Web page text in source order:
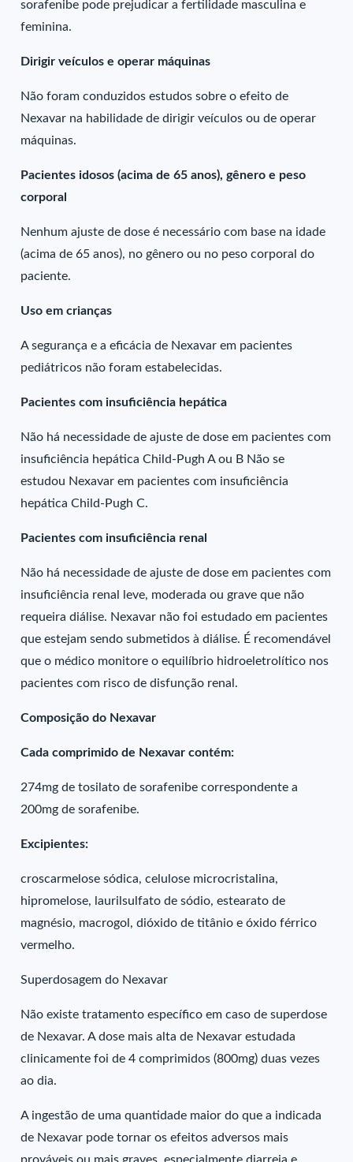
sorafenibe pode prejudicar a fertilidade masculina e
feminina.
Dirigir veículos e operar máquinas
Não foram conduzidos estudos sobre o efeito de
Nexavar na habilidade de dirigir veículos ou de operar
máquinas.
Pacientes idosos (acima de 65 anos), gênero e peso
corporal
Nenhum ajuste de dose é necessário com base na idade
(acima de 65 anos), no gênero ou no peso corporal do
paciente.
Uso em crianças
A segurança e a eficácia de Nexavar em pacientes
pediátricos não foram estabelecidas.
Pacientes com insuficiência hepática
Não há necessidade de ajuste de dose em pacientes com
insuficiência hepática Child-Pugh A ou B Não se
estudou Nexavar em pacientes com insuficiência
hepática Child-Pugh C.
Pacientes com insuficiência renal
Não há necessidade de ajuste de dose em pacientes com
insuficiência renal leve, moderada ou grave que não
requeira diálise. Nexavar não foi estudado em pacientes
que estejam sendo submetidos à diálise. É recomendável
que o médico monitore o equilíbrio hidroeletrolítico nos
pacientes com risco de disfunção renal.
Composição do Nexavar
Cada comprimido de Nexavar contém:
274mg de tosilato de sorafenibe correspondente a
200mg de sorafenibe.
Excipientes:
croscarmelose sódica, celulose microcristalina,
hipromelose, laurilsulfato de sódio, estearato de
magnésio, macrogol, dióxido de titânio e óxido férrico
vermelho.
Superdosagem do Nexavar
Não existe tratamento específico em caso de superdose
de Nexavar. A dose mais alta de Nexavar estudada
clinicamente foi de 4 comprimidos (800mg) duas vezes
ao dia.
A ingestão de uma quantidade maior do que a indicada
de Nexavar pode tornar os efeitos adversos mais